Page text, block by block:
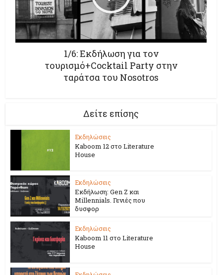
1/6: Εκδήλωση για τον
τουρισμό+Cocktail Party στην
ταράτσα του Nosotros
Δείτε επίσης
Εκδηλώσεις
Kaboom 12 στο Literature
House
Εκδηλώσεις
Εκδήλωση: Gen Z και
Millennials. Γενιές που
δυσφορ
Εκδηλώσεις
Kaboom 11 στο Literature
House